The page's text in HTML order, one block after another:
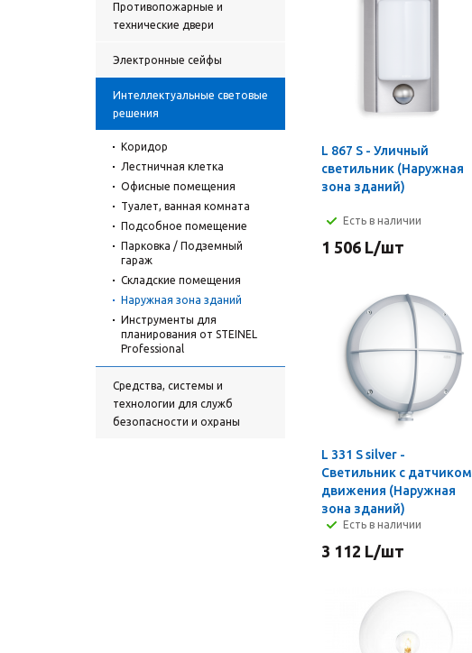
Противопожарные и
технические двери
Электронные сейфы
Интеллектуальные световые
решения
Коридор
Лестничная клетка
Офисные помещения
Туалет, ванная комната
Подсобное помещение
Парковка / Подземный
гараж
Складские помещения
Наружная зона зданий
Инструменты для
планирования от STEINEL
Professional
Средства, системы и
технологии для служб
безопасности и охраны
L 867 S - Уличный
светильник (Наружная
зона зданий)
Есть в наличии
1 506 L/шт
L 331 S silver -
Светильник с датчиком
движения (Наружная
зона зданий)
Есть в наличии
3 112 L/шт